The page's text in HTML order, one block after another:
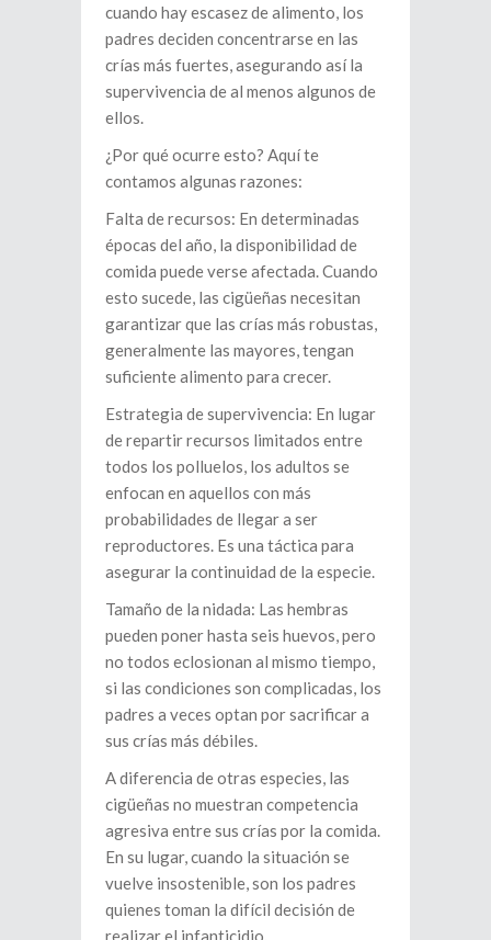
cuando hay escasez de alimento, los
padres deciden concentrarse en las
crías más fuertes, asegurando así la
supervivencia de al menos algunos de
ellos.
¿Por qué ocurre esto? Aquí te
contamos algunas razones:
Falta de recursos: En determinadas
épocas del año, la disponibilidad de
comida puede verse afectada. Cuando
esto sucede, las cigüeñas necesitan
garantizar que las crías más robustas,
generalmente las mayores, tengan
suficiente alimento para crecer.
Estrategia de supervivencia: En lugar
de repartir recursos limitados entre
todos los polluelos, los adultos se
enfocan en aquellos con más
probabilidades de llegar a ser
reproductores. Es una táctica para
asegurar la continuidad de la especie.
Tamaño de la nidada: Las hembras
pueden poner hasta seis huevos, pero
no todos eclosionan al mismo tiempo,
si las condiciones son complicadas, los
padres a veces optan por sacrificar a
sus crías más débiles.
A diferencia de otras especies, las
cigüeñas no muestran competencia
agresiva entre sus crías por la comida.
En su lugar, cuando la situación se
vuelve insostenible, son los padres
quienes toman la difícil decisión de
realizar el infanticidio.